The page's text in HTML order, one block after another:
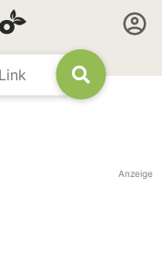
Anzeige